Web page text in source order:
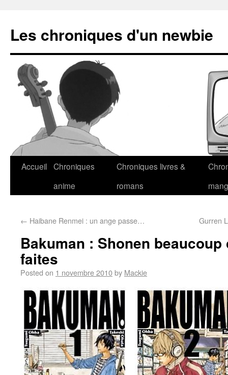
Les chroniques d'un newbie
Accueil Chroniques
anime
Chroniques livres &
romans
← Haibane Renmei : un ange passe… Gurren
Bakuman : Shonen
faites
Posted on 1 novembre 2010by Mackie